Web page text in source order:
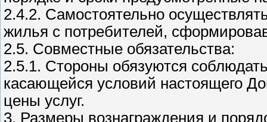
2.4.2. Самостоятельно
жилья с потребителей,
2.5. Совместные обязательства:
2.5.1. Стороны обязуются
касающейся условий настоящего
цены услуг.
3. Размеры вознаграждения и